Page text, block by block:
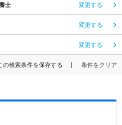
士 変更する
変更する
変更する
の検索条件を保存する 条件をクリア